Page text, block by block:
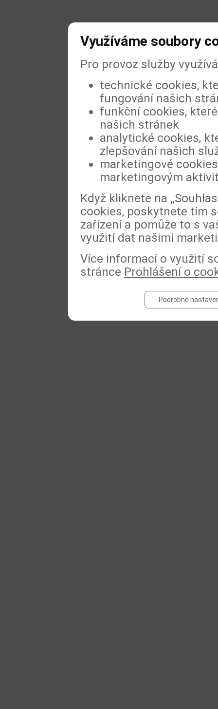
Využíváme soubory
Pro provoz služby
technické cookies,
fungování našich
funkční cookies,
našich stránek
analytické cookies,
zlepšování našich
marketingové
marketingovým
Když kliknete na
cookies, poskytnete tím
zařízení a pomůže to s
využití dat našimi
Více informací o využití
stránce Prohlášení o
Podrobné